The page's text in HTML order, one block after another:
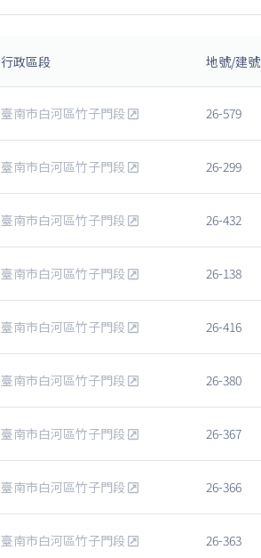
行政區段 地號/建號
臺南市白河區竹子門段 26-579
臺南市白河區竹子門段 26-299
臺南市白河區竹子門段 26-432
臺南市白河區竹子門段 26-138
臺南市白河區竹子門段 26-416
臺南市白河區竹子門段 26-380
臺南市白河區竹子門段 26-367
臺南市白河區竹子門段 26-366
臺南市白河區竹子門段 26-363